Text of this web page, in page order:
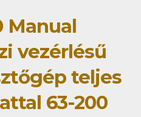
Manual
vezérlésű
teljes
63-200